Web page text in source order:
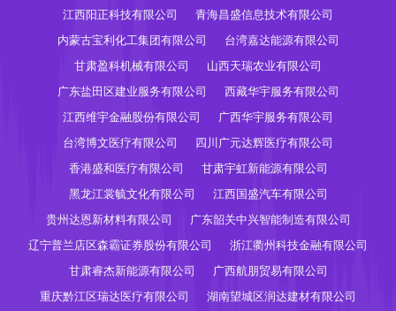
江西阳正科技有限公司
青海昌盛信息技术有限公司
内蒙古宝利化工集团有限公司
台湾嘉达能源有限公司
甘肃盈科机械有限公司
山西天瑞农业有限公司
广东盐田区建业服务有限公司
西藏华宇服务有限公司
江西维宇金融股份有限公司
广西华宇服务有限公司
台湾博文医疗有限公司
四川广元达辉医疗有限公司
香港盛和医疗有限公司
甘肃宇虹新能源有限公司
黑龙江裳毓文化有限公司
江西国盛汽车有限公司
贵州达恩新材料有限公司
广东韶关中兴智能制造有限公司
辽宁普兰店区森霸证券股份有限公司
浙江衢州科技金融有限公司
甘肃睿杰新能源有限公司
广西航朋贸易有限公司
重庆黔江区瑞达医疗有限公司
湖南望城区润达建材有限公司